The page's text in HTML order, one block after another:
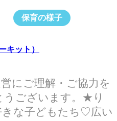
保育の様子
キット）
にご理解・ご協力を
うございます。★り
な子どもたち♡広い